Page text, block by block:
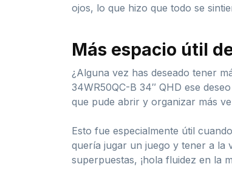
ojos, lo que hizo que todo se
Más espacio útil
¿Alguna vez has deseado tener
34WR50QC-B 34″ QHD ese
que pude abrir y organizar más
Esto fue especialmente útil
quería jugar un juego y tener a la
superpuestas, ¡hola fluidez en la